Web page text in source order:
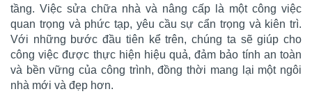
tầng. Việc sửa chữa nhà và nâng cấp là một công việc
quan trọng và phức tạp, yêu cầu sự cẩn trọng và kiên trì.
Với những bước đầu tiên kể trên, chúng ta sẽ giúp cho
công việc được thực hiện hiệu quả, đảm bảo tính an toàn
và bền vững của công trình, đồng thời mang lại một ngôi
nhà mới và đẹp hơn.